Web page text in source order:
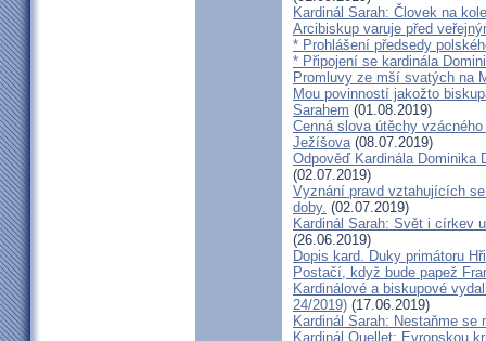
Kardinál Sarah: Človek na
Arcibiskup varuje před
* Prohlášení předsedy
* Připojení se kardinála
Promluvy ze mší svatých na
Mou povinností jakožto
Sarahem (01.08.2019)
Cenná slova útěchy
Ježíšova(08.07.2019)
Odpověď Kardinála Dominika
(02.07.2019)
Vyznání pravd vztahujících
doby. (02.07.2019)
Kardinál Sarah: Svět i církev
(26.06.2019)
Dopis kard. Duky primátoru
Postačí, když bude papež
Kardinálové a biskupové
24/2019) (17.06.2019)
Kardinál Sarah: Nestaňme
Kardinál Ouellet: Evropskou